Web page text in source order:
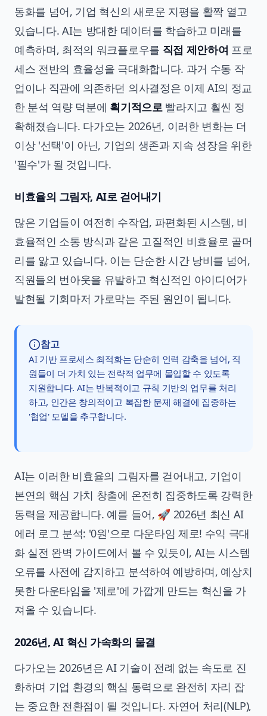
동화를 넘어, 기업 혁신의 새로운 지평을 활짝 열고
있습니다. AI는 방대한 데이터를 학습하고 미래를
예측하며, 최적의 워크플로우를 직접 제안하여 프로
세스 전반의 효율성을 극대화합니다. 과거 수동 작
업이나 직관에 의존하던 의사결정은 이제 AI의 정교
한 분석 역량 덕분에 획기적으로빨라지고 훨씬 정
확해졌습니다. 다가오는 2026년, 이러한 변화는 더
이상 '선택'이 아닌, 기업의 생존과 지속 성장을 위한
'필수'가 될 것입니다.
비효율의 그림자, AI로 걷어내기
많은 기업들이 여전히 수작업, 파편화된 시스템, 비
효율적인 소통 방식과 같은 고질적인 비효율로 골머
리를 앓고 있습니다. 이는 단순한 시간 낭비를 넘어,
직원들의 번아웃을 유발하고 혁신적인 아이디어가
발현될 기회마저 가로막는 주된 원인이 됩니다.
참고
AI 기반 프로세스 최적화는 단순히 인력 감축을 넘어, 직
원들이 더 가치 있는 전략적 업무에 몰입할 수 있도록
지원합니다. AI는 반복적이고 규칙 기반의 업무를 처리
하고, 인간은 창의적이고 복잡한 문제 해결에 집중하는
'협업' 모델을 추구합니다.
AI는 이러한 비효율의 그림자를 걷어내고, 기업이
본연의 핵심 가치 창출에 온전히 집중하도록 강력한
동력을 제공합니다. 예를 들어, 🚀 2026년 최신 AI
에러 로그 분석: '0원'으로 다운타임 제로! 수익 극대
화 실전 완벽 가이드에서 볼 수 있듯이, AI는 시스템
오류를 사전에 감지하고 분석하여 예방하며, 예상치
못한 다운타임을 '제로'에 가깝게 만드는 혁신을 가
져올 수 있습니다.
2026년, AI 혁신 가속화의 물결
다가오는 2026년은 AI 기술이 전례 없는 속도로 진
화하며 기업 환경의 핵심 동력으로 완전히 자리 잡
는 중요한 전환점이 될 것입니다. 자연어 처리(NLP),